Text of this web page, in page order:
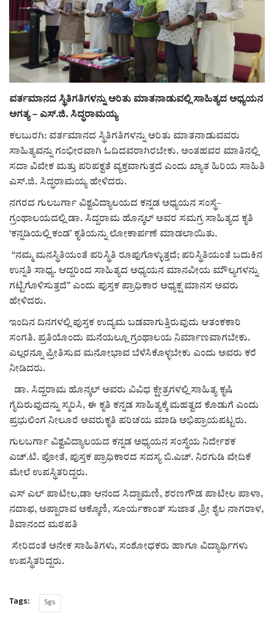
ರಾಜಕೀಯ
ಸುದ್ದಿ
ಪುಸ್ತಕ ಪರಿಚಯ
ಅಂಕಣ
ಸಾಧಕರ ಪರಿಚಯ
ಪತ್ರಕರ್ತರ ಪರಿಚಯ
ಸಂಪಾದಕೀಯ
ಕವನ
Digital Subscription
ವರ್ತಮಾನದ ಸ್ಥಿತಿಗತಿಗಳನ್ನು ಅರಿತು ಮಾತನಾಡುವಲ್ಲಿ ಸಾಹಿತ್ಯದ ಅಧ್ಯಯನ
ಅಗತ್ಯ – ಎಸ್.ಜಿ. ಸಿದ್ಧರಾಮಯ್ಯ
ಕಲಬುರಗಿ: ವರ್ತಮಾನದ ಸ್ಥಿತಿಗತಿಗಳನ್ನು ಅರಿತು ಮಾತನಾಡುವವರು
ಸಾಹಿತ್ಯವನ್ನು ಗಂಭೀರವಾಗಿ ಓದಿದವರಾಗಿರಬೇಕು. ಅಂತಹವರ ಮಾತಿನಲ್ಲಿ
ಸದಾ ವಿವೇಕ ಮತ್ತು ಪರಿಪಕ್ವತೆ ವ್ಯಕ್ತವಾಗುತ್ತದೆ ಎಂದು ಖ್ಯಾತ ಹಿರಿಯ ಸಾಹಿತಿ
ಎಸ್.ಜಿ. ಸಿದ್ಧರಾಮಯ್ಯ ಹೇಳಿದರು.
ನಗರದ ಗುಲಬರ್ಗಾ ವಿಶ್ವವಿದ್ಯಾಲಯದ ಕನ್ನಡ ಅಧ್ಯಯನ ಸಂಸ್ಥೆ–
ಗ್ರಂಥಾಲಯದಲ್ಲಿ ಡಾ. ಸಿದ್ದರಾಮ ಹೊನ್ಕಲ್ ಅವರ ಸಮಗ್ರ ಸಾಹಿತ್ಯದ ಕೃತಿ
‘ಕನ್ನಡಿಯಲ್ಲಿ ಕಂಡ’ ಕೃತಿಯನ್ನು ಲೋಕಾರ್ಪಣೆ ಮಾಡಲಾಯಿತು.
“ನಮ್ಮ ಮನಸ್ಥಿತಿಯಂತೆ ಪರಿಸ್ಥಿತಿ ರೂಪುಗೊಳ್ಳುತ್ತದೆ; ಪರಿಸ್ಥಿತಿಯಂತೆ ಬದುಕಿನ
ಉನ್ನತಿ ಸಾಧ್ಯ. ಆದ್ದರಿಂದ ಸಾಹಿತ್ಯದ ಅಧ್ಯಯನ ಮಾನವೀಯ ಮೌಲ್ಯಗಳನ್ನು
ಗಟ್ಟಿಗೊಳಿಸುತ್ತದೆ” ಎಂದು ಪುಸ್ತಕ ಪ್ರಾಧಿಕಾರ ಅಧ್ಯಕ್ಷ ಮಾನಸ ಅವರು
ಹೇಳಿದರು.
ಇಂದಿನ ದಿನಗಳಲ್ಲಿ ಪುಸ್ತಕ ಉದ್ಯಮ ಬಡವಾಗುತ್ತಿರುವುದು ಆತಂಕಕಾರಿ
ಸಂಗತಿ. ಪ್ರತಿಯೊಂದು ಮನೆಯಲ್ಲೂ ಗ್ರಂಥಾಲಯ ನಿರ್ಮಾಣವಾಗಬೇಕು.
ಎಲ್ಲರನ್ನೂ ಪ್ರೀತಿಸುವ ಮನೋಭಾವ ಬೆಳೆಸಿಕೊಳ್ಳಬೇಕು ಎಂದು ಅವರು ಕರೆ
ನೀಡಿದರು.
ಡಾ. ಸಿದ್ದರಾಮ ಹೊನ್ಕಲ್ ಅವರು ವಿವಿಧ ಕ್ಷೇತ್ರಗಳಲ್ಲಿ ಸಾಹಿತ್ಯ ಕೃಷಿ
ಗೈದಿರುವುದನ್ನು ಸ್ಮರಿಸಿ, ಈ ಕೃತಿ ಕನ್ನಡ ಸಾಹಿತ್ಯಕ್ಕೆ ಮಹತ್ವದ ಕೊಡುಗೆ ಎಂದು
ಪ್ರಭುಲಿಂಗ ನೀಲೂರೆ ಅವರುಕೃತಿ ಪರಿಚಯ ಮಾಡಿ ಅಭಿಪ್ರಾಯಪಟ್ಟರು.
ಗುಲಬರ್ಗಾ ವಿಶ್ವವಿದ್ಯಾಲಯದ ಕನ್ನಡ ಅಧ್ಯಯನ ಸಂಸ್ಥೆಯ ನಿರ್ದೇಶಕ
ಎಚ್.ಟಿ. ಪೋತೆ, ಪುಸ್ತಕ ಪ್ರಾಧಿಕಾರದ ಸದಸ್ಯ ಬಿ.ಎಚ್. ನಿರಗುಡಿ ವೇದಿಕೆ
ಮೇಲೆ ಉಪಸ್ಥಿತರಿದ್ದರು.
ಎಸ್ ಎಲ್ ಪಾಟೀಲ,ಡಾ ಆನಂದ ಸಿದ್ದಾಮಣಿ, ಶರಣಗೌಡ ಪಾಟೀಲ ಪಾಳಾ,
ನದಾಫ, ಅಪ್ಪಾರಾವ ಅಕ್ಕೊಣಿ, ಸೂರ್ಯಕಾಂತ್ ಸುಜಾತ ,ಶ್ರೀ ಶೈಲ ನಾಗರಾಳ,
ಶಿವಾನಂದ ಮಠಪತಿ
ಸೇರಿದಂತೆ ಅನೇಕ ಸಾಹಿತಿಗಳು, ಸಂಶೋಧಕರು ಹಾಗೂ ವಿದ್ಯಾರ್ಥಿಗಳು
ಉಪಸ್ಥಿತರಿದ್ದರು.
Tags: Sgs